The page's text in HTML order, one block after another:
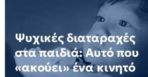
Ψυχικές διαταραχές
στα παιδιά: Αυτό που
«ακούει» ένα κινητό